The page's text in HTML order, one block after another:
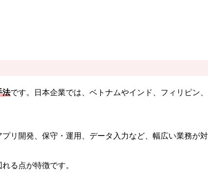
法です。日本企業では、ベトナムやインド、フィリピン
リ開発、保守・運用、データ入力など、幅広い業務が対
る点が特徴です。